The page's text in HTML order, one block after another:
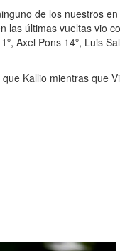
de los nuestros
las últimas vueltas vio
Axel Pons 14º, Luis
que Kallio mientras que